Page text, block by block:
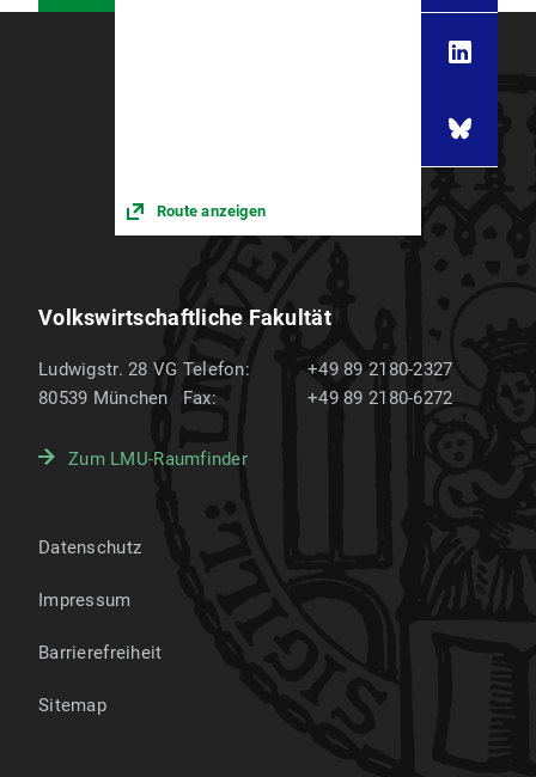
Route anzeigen
Volkswirtschaftliche Fakultät
Ludwigstr. 28 VG
80539 München
Telefon:
+49 89 2180-2327
Fax:
+49 89 2180-6272
Zum LMU-Raumfinder
Datenschutz
Impressum
Barrierefreiheit
Sitemap